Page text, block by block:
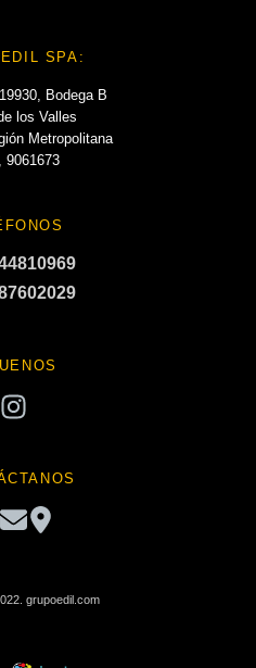
SPA:
Bodega B
los Valles
Metropolitana
9061673
grupoedil.com